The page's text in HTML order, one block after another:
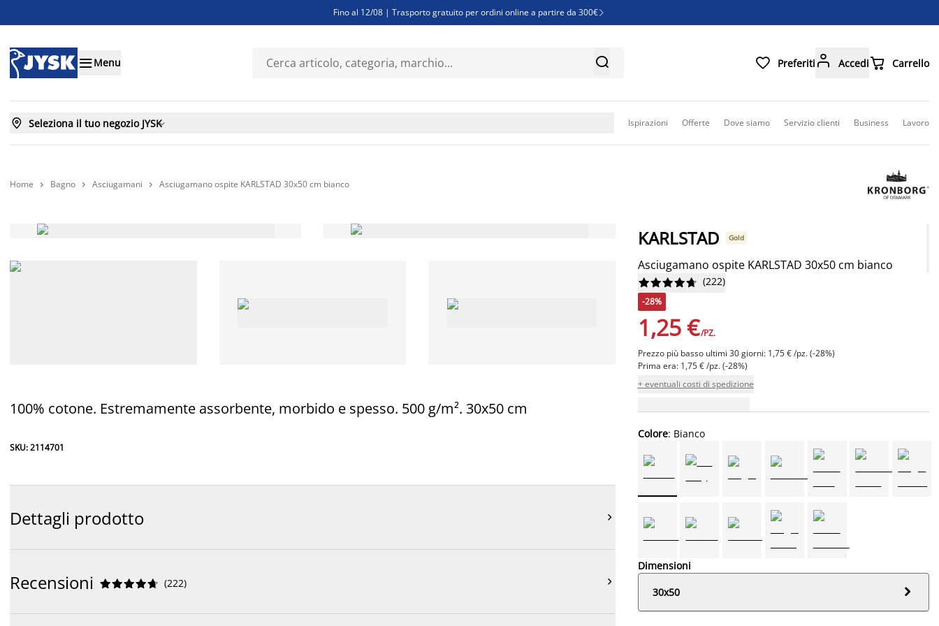
Fino al 12/08 | Trasporto gratuito per ordini online a partire da 300€ 
Finanziamenti - Scegli il piano di rimborso più adatto a te
Menu   Preferiti  Accedi Carrello
 Seleziona il tuo negozio JYSK Ispirazioni Offerte Dove siamo Servizio clienti Business Lavoro
Home  Bagno  Asciugamani  Asciugamano ospite KARLSTAD 30x50 cm bianco
100% cotone. Estremamente assorbente, morbido e spesso. 500 g/m². 30x50 cm
SKU: 2114701
Dettagli prodotto 
Recensioni 




 (222) 
KARLSTAD Gold
Asciugamano ospite KARLSTAD 30x50 cm bianco





 (222)
-28%
1,25 €/PZ.
Prezzo più basso ultimi 30 giorni: 1,75 € /pz. (-28%)
Prima era: 1,75 € /pz. (-28%)
+ eventuali costi di spedizione
Colore: Bianco
Dimensioni
30x50
